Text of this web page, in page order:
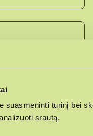
suasmeninti turinį bei
srautą.